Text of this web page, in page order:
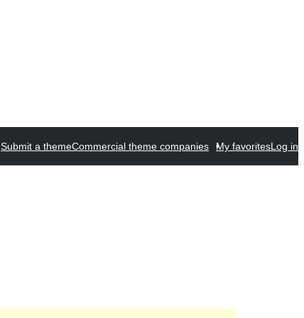
Submit a themeCommercial theme companies My favoritesLog in